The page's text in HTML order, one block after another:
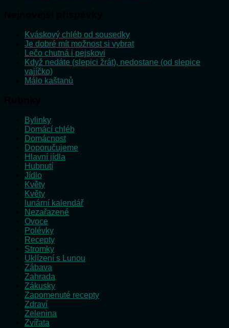
Kváskový chléb od sousedky
Je dobré mít možnost si vybrat
Lečo chutná i pejskovi
Když nedáte (slepici žrát), nedostane (od slepice
vajíčko)
Málo kaštanů
Bylinky
Domácí chléb
Domácnost
Doporučujeme
Hlavní jídla
Hubnutí
Jídlo
Květy
Květy
lunární kalendář
Nezařazené
Ovoce
Polévky
Recepty
Stromky
Uklízení s Lunou
Zábava
Zahrada
Zákusky
Zapomenuté recepty
Zdraví
Zelenina
Zvířata